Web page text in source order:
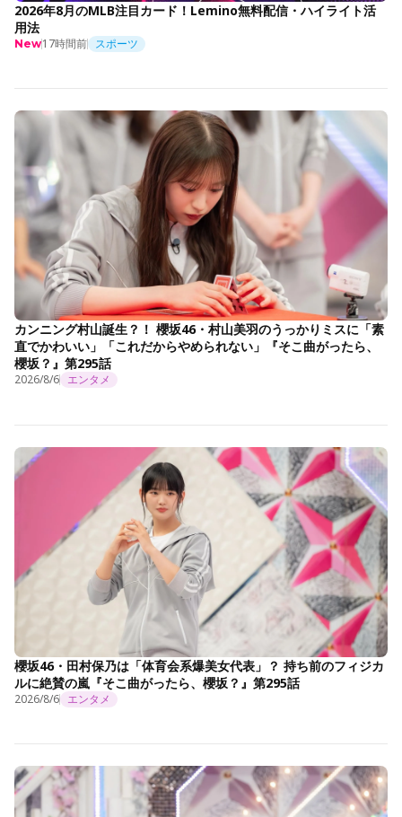
2026年8月のMLB注目カード！Lemino無料配信・ハイライト活
用法
New17時間前 スポーツ
カンニング村山誕生？！ 櫻坂46・村山美羽のうっかりミスに「素
直でかわいい」「これだからやめられない」『そこ曲がったら、
櫻坂？』第295話
2026/8/6 エンタメ
櫻坂46・田村保乃は「体育会系爆美女代表」？ 持ち前のフィジカ
ルに絶賛の嵐『そこ曲がったら、櫻坂？』第295話
2026/8/6 エンタメ